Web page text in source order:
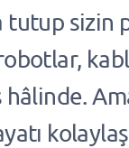
tutup sizin